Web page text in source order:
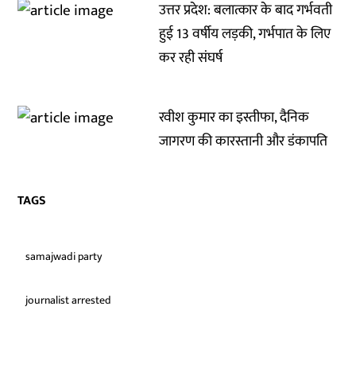
उत्तर प्रदेश: बलात्कार के बाद गर्भवती
हुई 13 वर्षीय लड़की, गर्भपात के लिए
कर रही संघर्ष
रवीश कुमार का इस्तीफा, दैनिक
जागरण की कारस्तानी और डंकापति
TAGS
samajwadi party
journalist arrested